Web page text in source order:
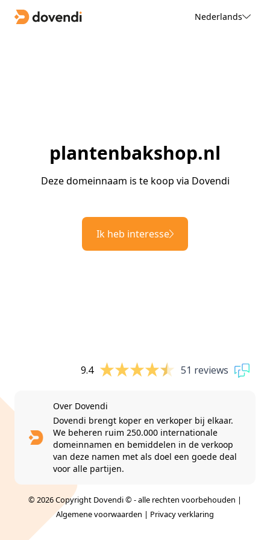
Nederlands
plantenbakshop.nl
Deze domeinnaam is te koop via Dovendi
Ik heb interesse
9.4 51 reviews
Over Dovendi
Dovendi brengt koper en verkoper bij elkaar.
We beheren ruim 250.000 internationale
domeinnamen en bemiddelen in de verkoop
van deze namen met als doel een goede deal
voor alle partijen.
© 2026 Copyright Dovendi © - alle rechten voorbehouden |
Algemene voorwaarden | Privacy verklaring